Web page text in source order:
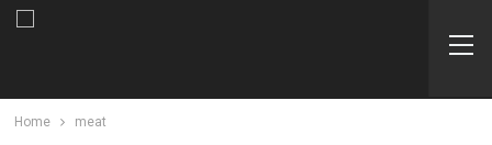
Home meat